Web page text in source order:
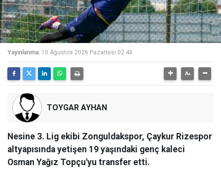
Yayınlanma: 10 Ağustos 2026 Pazartesi 02:46
TOYGAR AYHAN
Nesine 3. Lig ekibi Zonguldakspor, Çaykur Rizespor
altyapısında yetişen 19 yaşındaki genç kaleci
Osman Yağız Topçu'yu transfer etti.